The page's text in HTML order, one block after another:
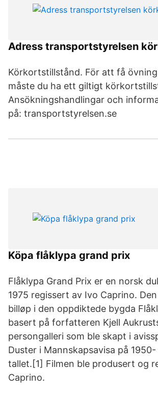
Adress transportstyrelsen
Körkortstillstånd. För att få
måste du ha ett giltigt
Ansökningshandlingar och
på: transportstyrelsen.se
Köpa flåklypa grand prix
Flåklypa Grand Prix er en norsk
1975 regissert av Ivo Caprino.
billøp i den oppdiktede bygda
basert på forfatteren Kjell
persongalleri som ble skapt i
Duster i Mannskapsavisa på
tallet.[1] Filmen ble produsert og
Caprino.